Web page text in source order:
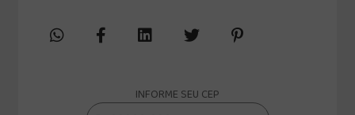
INFORME SEU CEP